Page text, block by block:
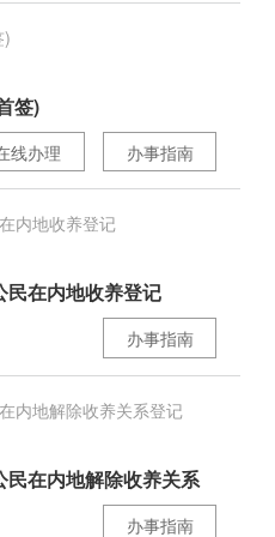
)
签)
办事指南
线办理
内地收养登记
民在内地收养登记
办事指南
内地解除收养关系登记
在内地解除收养关系
办事指南